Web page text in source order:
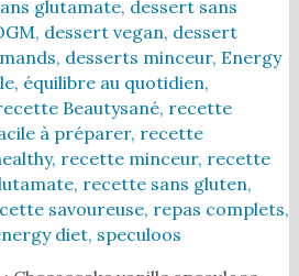
glutamate, dessert sans
, dessert vegan, dessert
, desserts minceur, Energy
, équilibre au quotidien,
Beautysané, recette
à préparer, recette
, recette minceur, recette
, recette sans gluten,
savoureuse, repas complets,
diet, speculoos